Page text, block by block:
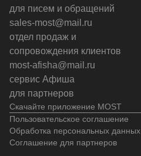
Скачайте приложение MOST
для писем и обращений
sales-most@mail.ru
отдел продаж и
сопровождения клиентов
most-afisha@mail.ru
сервис Афиша
для партнеров
Пользовательское соглашение
Обработка персональных данных
Соглашение для партнеров